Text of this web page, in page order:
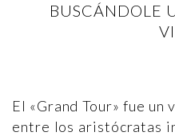
BUSCÁNDOLE
El «Grand Tour» fue un
entre los aristócratas